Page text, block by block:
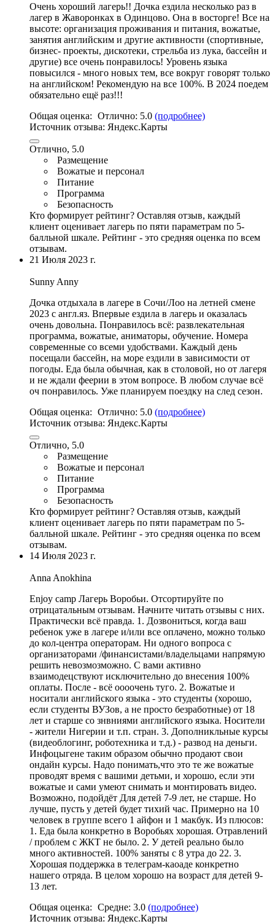
Очень хороший лагерь!! Дочка ездила несколько раз в
лагер в Жаворонках в Одинцово. Она в восторге! Все на
высоте: организация проживания и питания, вожатые,
занятия английским и другие активности (спортивные,
бизнес- проекты, дискотеки, стрельба из лука, бассейн и
другие) все очень понравилось! Уровень языка
повысился - много новых тем, все вокруг говорят только
на английском! Рекомендую на все 100%. В 2024 поедем
обязательно ещё раз!!!
Общая оценка: Отлично: 5.0 (подробнее)
Источник отзыва: Яндекс.Карты
Отлично, 5.0
Размещение
Вожатые и персонал
Питание
Программа
Безопасность
Кто формирует рейтинг? Оставляя отзыв, каждый
клиент оценивает лагерь по пяти параметрам по 5-
балльной шкале. Рейтинг - это средняя оценка по всем
отзывам.
21 Июля 2023 г.
Sunny Anny
Дочка отдыхала в лагере в Сочи/Лоо на летней смене
2023 с англ.яз. Впервые ездила в лагерь и оказалась
очень довольна. Понравилось всё: развлекательная
программа, вожатые, аниматоры, обучение. Номера
современные со всеми удобствами. Каждый день
посещали бассейн, на море ездили в зависимости от
погоды. Еда была обычная, как в столовой, но от лагеря
и не ждали феерии в этом вопросе. В любом случае всё
оч понравилось. Уже планируем поездку на след сезон.
Общая оценка: Отлично: 5.0 (подробнее)
Источник отзыва: Яндекс.Карты
Отлично, 5.0
Размещение
Вожатые и персонал
Питание
Программа
Безопасность
Кто формирует рейтинг? Оставляя отзыв, каждый
клиент оценивает лагерь по пяти параметрам по 5-
балльной шкале. Рейтинг - это средняя оценка по всем
отзывам.
14 Июля 2023 г.
Anna Anokhina
Enjoy camp Лагерь Воробьи. Отсортируйте по
отрицатальным отзывам. Начните читать отзывы с них.
Практически всё правда. 1. Дозвониться, когда ваш
ребенок уже в лагере и/или все оплачено, можно только
до кол-центра операторам. Ни одного вопроса с
организаторами /финансистами/владельцами напрямую
решить невозмозможно. С вами активно
взаимодецствуют исключительно до внесения 100%
оплаты. После - всё оооочень туго. 2. Вожатые и
носитали английского языка - это студенты (хорошо,
если студенты ВУЗов, а не просто безработные) от 18
лет и старше со знвниями английского языка. Носители
- жители Нигерии и т.п. стран. 3. Дополникльные курсы
(видеоблогинг, роботехника и т.д.) - развод на деньги.
Инфоцыгене таким образом обычно продают свои
ондайн курсы. Надо понимать,что это те же вожатые
проводят время с вашими детьми, и хорошо, если эти
вожатые и сами умеют снимать и монтировать видео.
Возможно, подойдёт Для детей 7-9 лет, не старше. Но
лучше, пусть у детей будет тихий час. Примерно на 10
человек в группе всего 1 айфон и 1 макбук. Из плюсов:
1. Еда была конкретно в Воробьях хорошая. Отравлений
/ проблем с ЖКТ не было. 2. У детей реально было
много активностей. 100% заняты с 8 утра до 22. 3.
Хорошая поддержка в телеграм-каоаде конкретно
нашего отряда. В целом хорошо на возраст для детей 9-
13 лет.
Общая оценка: Средне: 3.0 (подробнее)
Источник отзыва: Яндекс.Карты